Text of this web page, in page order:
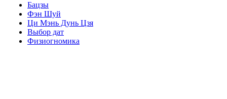
Бацзы
Фэн Шуй
Ци Мэнь Дунь Цзя
Выбор дат
Физиогномика